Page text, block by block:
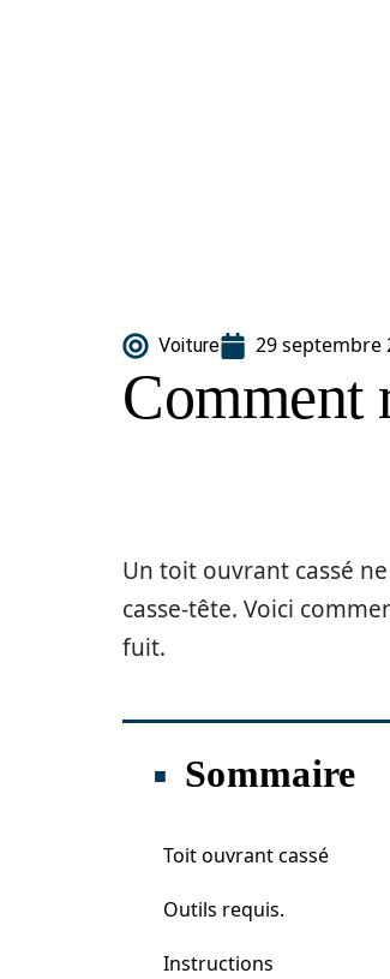
Voiture 29 septembre
Comment
Un toit ouvrant cassé
casse-tête. Voici
fuit.
Sommaire
Toit ouvrant cassé
Outils requis.
Instructions